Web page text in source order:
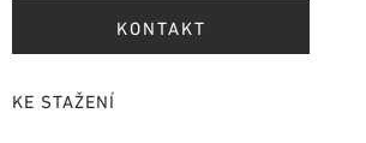
KONTAKT
KE STAŽENÍ